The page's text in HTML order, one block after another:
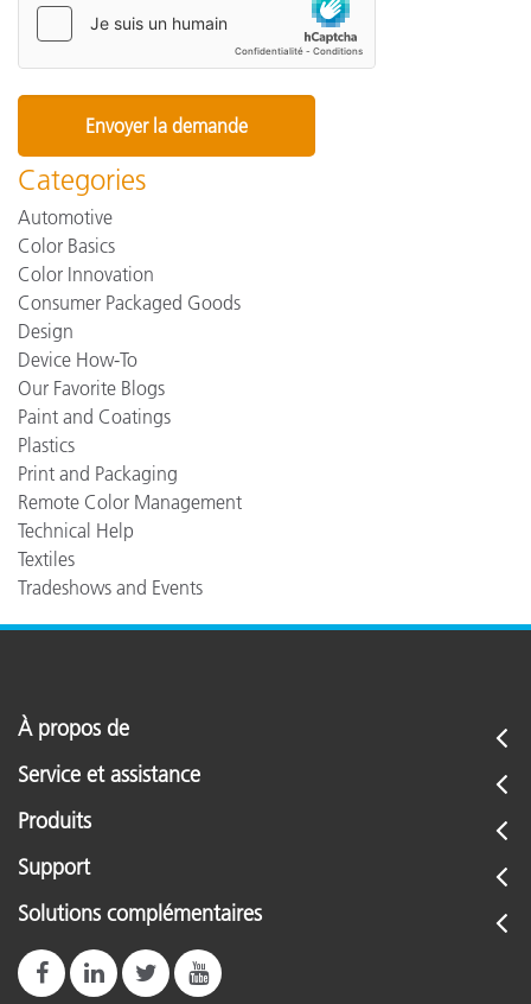
Categories
Automotive
Color Basics
Color Innovation
Consumer Packaged Goods
Design
Device How-To
Our Favorite Blogs
Paint and Coatings
Plastics
Print and Packaging
Remote Color Management
Technical Help
Textiles
Tradeshows and Events
À propos de
Service et assistance
Produits
Support
Solutions complémentaires